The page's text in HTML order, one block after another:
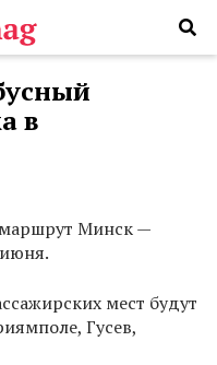
в
Минск —
мест будут
Гусев,